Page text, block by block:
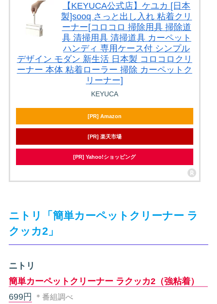
【KEYUCA公式店】ケユカ [日本
製]sooq さっと出し入れ 粘着クリ
ーナー[コロコロ 掃除用具 掃除道
具 清掃用具 清掃道具 カーペット
ハンディ 専用ケース付 シンプル
デザイン モダン 新生活 日本製 コロコロクリ
ーナー 本体 粘着ローラー 掃除 カーペットク
リーナー]
KEYUCA
[PR] Amazon
[PR] 楽天市場
[PR] Yahoo!ショッピング
ニトリ「簡単カーペットクリーナー ラ
クッカ2」
ニトリ
簡単カーペットクリーナー ラクッカ2（強粘着）
699円
＊番組調べ